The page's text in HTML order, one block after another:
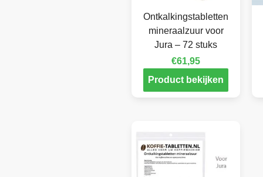
Ontkalkingstabletten
mineraalzuur voor
Jura – 72 stuks
€61,95
Product bekijken